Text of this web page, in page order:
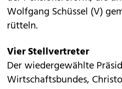
Wolfgang Schüssel (V)
rütteln.
Vier Stellvertreter
Der wiedergewählte
Wirtschaftsbundes,